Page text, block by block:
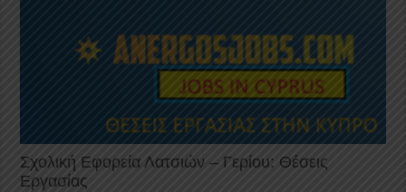
Σχολική Εφορεία Λατσιών – Γερίου: Θέσεις
Εργασίας